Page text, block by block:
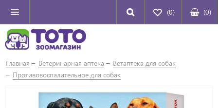
(0) (0)
Главная Ветеринарная аптека
Ветаптека для собак
Противовоспалительное для собак